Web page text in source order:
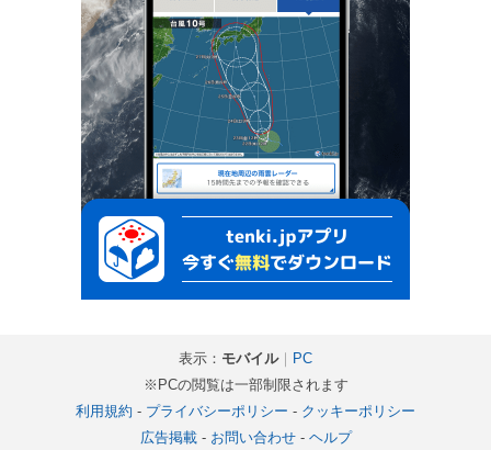
表示： モバイル｜ PC
※PCの閲覧は一部制限されます
利用規約 - プライバシーポリシー - クッキーポリシー
広告掲載- お問い合わせ- ヘルプ